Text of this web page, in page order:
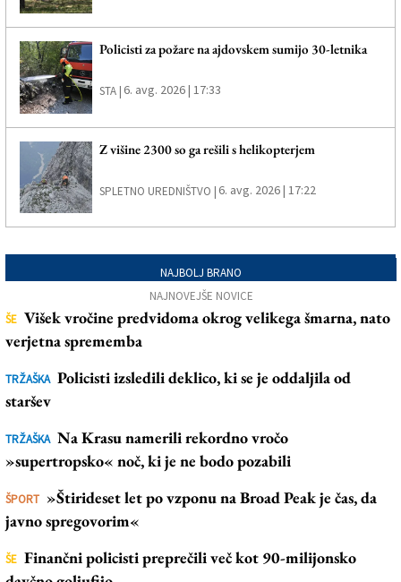
Policisti za požare na ajdovskem sumijo 30-letnika
STA | 6. avg. 2026 | 17:33
Z višine 2300 so ga rešili s helikopterjem
SPLETNO UREDNIŠTVO | 6. avg. 2026 | 17:22
NAJBOLJ BRANO
NAJNOVEJŠE NOVICE
ŠE Višek vročine predvidoma okrog velikega šmarna, nato
verjetna sprememba
TRŽAŠKA Policisti izsledili deklico, ki se je oddaljila od
staršev
TRŽAŠKA Na Krasu namerili rekordno vročo
»supertropsko« noč, ki je ne bodo pozabili
ŠPORT »Štirideset let po vzponu na Broad Peak je čas, da
javno spregovorim«
ŠE Finančni policisti preprečili več kot 90-milijonsko